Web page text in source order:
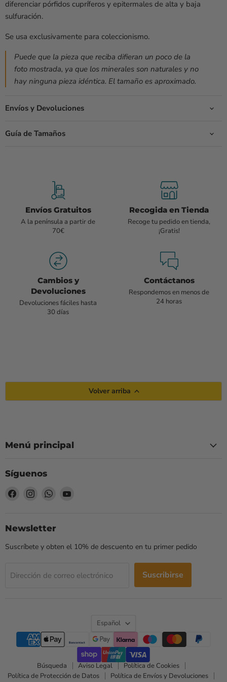
diferenciar pórfidos cupríferos y epitermales de alta y baja
sulfuración.
Se usa exclusivamente para coleccionismo.
Puede que la pieza que reciba difieran un poco de la
foto mostrada, ya que los minerales son naturales y no
hay ninguna pieza idéntica. El tamaño es aproximado.
Envíos y Devoluciones
Guía de Tamaños
Envíos Gratuitos
A la península a partir de
70€
Recogida en Tienda
Recoge tu pedido en tienda,
¡Gratis!
Cambios y
Devoluciones
Devoluciones fáciles hasta
30 días
Contáctanos
Respondemos en menos de
24 horas
Volver arriba
Menú principal
Síguenos
EncuéntrenosEncuéntrenosEncuéntrenos
Newsletter
Suscríbete y obten el 10% de descuento en tu primer pedido
Dirección de correo electrónico Suscribirse
Idioma
Español
Búsqueda Aviso Legal
Política de Cookies
Política de Protección de Datos
Política de Envíos y Devoluciones